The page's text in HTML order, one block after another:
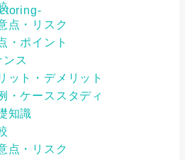
点・リスク
・ポイント
ンス
ット・デメリット
・ケーススタディ
知識
点・リスク